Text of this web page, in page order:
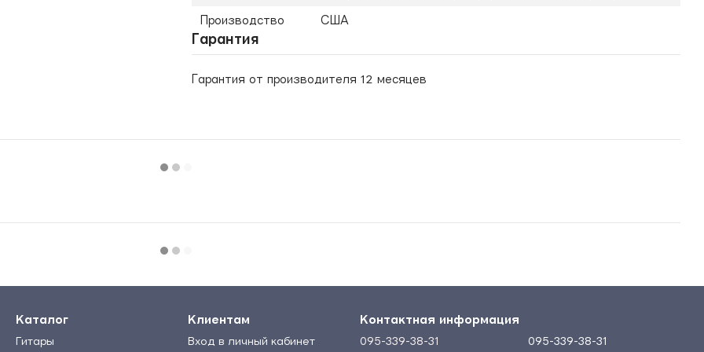
Производство США
Гарантия
Гарантия от производителя 12 месяцев
Каталог
Гитары
Клиентам
Вход в личный кабинет
Контактная информация
095-339-38-31 095-339-38-31